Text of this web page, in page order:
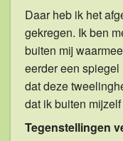
Daar heb ik het
gekregen. Ik ben
buiten mij
eerder een
dat deze
dat ik buiten
Tegenstellingen